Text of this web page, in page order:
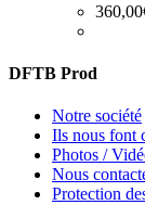
360,00
DFTB Prod
Notre société
Ils nous font
Photos /
Nous
Protection